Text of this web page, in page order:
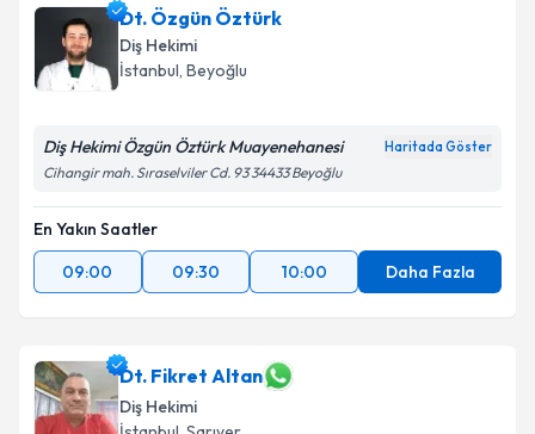
Dt. Özgün Öztürk
Diş Hekimi
İstanbul, Beyoğlu
Diş Hekimi Özgün Öztürk Muayenehanesi Haritada Göster
Cihangir mah. Sıraselviler Cd. 93 34433 Beyoğlu
En Yakın Saatler
09:00
09:30 10:00 Daha Fazla
Dt. Fikret Altan
Diş Hekimi